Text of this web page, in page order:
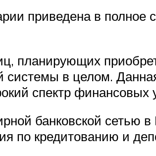
приведена в полное
планирующих
системы в целом.
спектр финансовых
банковской сетью
по кредитованию и